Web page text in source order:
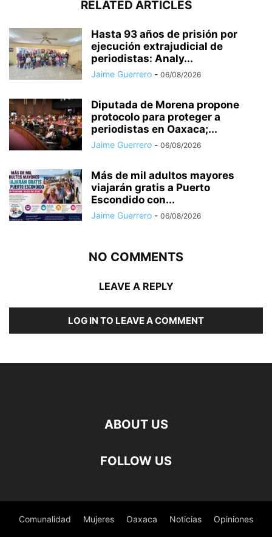
RELATED ARTICLES
Hasta 93 años de prisión por
ejecución extrajudicial de
periodistas: Analy...
Jaime Guerrero - 06/08/2026
Diputada de Morena propone
protocolo para proteger a
periodistas en Oaxaca;...
Jaime Guerrero - 06/08/2026
Más de mil adultos mayores
viajarán gratis a Puerto
Escondido con...
Jaime Guerrero - 06/08/2026
NO COMMENTS
LEAVE A REPLY
LOG IN TO LEAVE A COMMENT
ABOUT US
FOLLOW US
Comunalidad Mujeres Oaxaca Noticias Opiniones